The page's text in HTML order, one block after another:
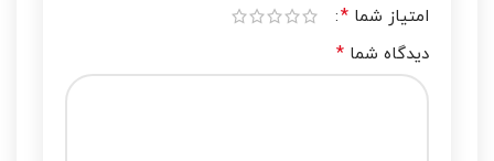
امتیاز شما *
دیدگاه شما *